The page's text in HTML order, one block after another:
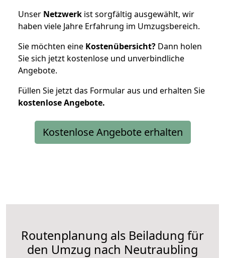
Unser Netzwerk ist sorgfältig ausgewählt, wir
haben viele Jahre Erfahrung im Umzugsbereich.
Sie möchten eine Kostenübersicht? Dann holen
Sie sich jetzt kostenlose und unverbindliche
Angebote.
Füllen Sie jetzt das Formular aus und erhalten Sie
kostenloseAngebote.
Kostenlose Angebote erhalten
Routenplanung als Beiladung für
den Umzug nach Neutraubling